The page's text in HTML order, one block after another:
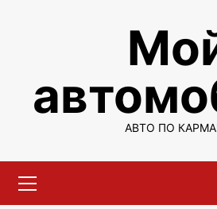
АВТО ПО
меню